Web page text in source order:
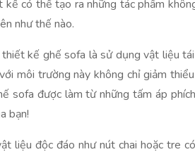
có thể tạo ra những tác phẩm
như thế nào.
kế ghế sofa là sử dụng vật liệu
môi trường này không chỉ giảm
sofa được làm từ những tấm áp
bạn!
liệu độc đáo như nút chai hoặc tre